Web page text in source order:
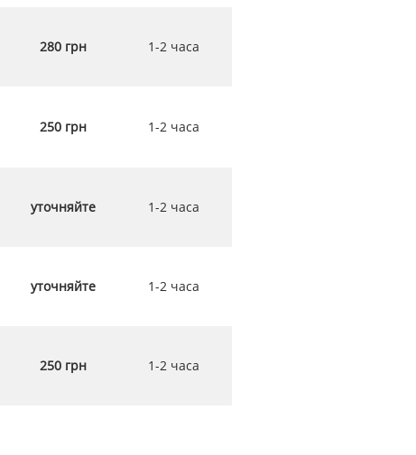
280 грн 1-2 часа
250 грн 1-2 часа
уточняйте 1-2 часа
уточняйте 1-2 часа
250 грн 1-2 часа